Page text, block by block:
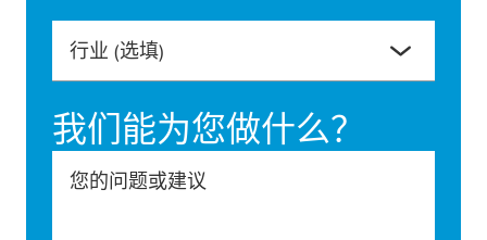
行业 (选填)
我们能为您做什么？
您的问题或建议